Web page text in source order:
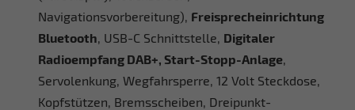
Navigationsvorbereitung), Freisprecheinrichtung
Bluetooth , USB-C Schnittstelle, Digitaler
Radioempfang DAB+, Start-Stopp-Anlage
Servolenkung, Wegfahrsperre, 12 Volt Steckdose,
Kopfstützen, Bremsscheiben, Dreipunkt-